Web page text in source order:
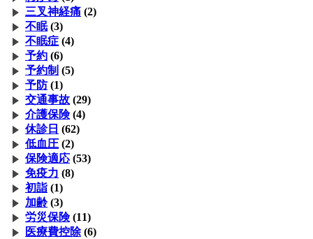
三叉神経痛 (2)
不眠(3)
不眠症 (4)
予約 (6)
予約制 (5)
予防(1)
交通事故 (29)
介護保険(4)
休診日 (62)
低血圧 (2)
保険適応 (53)
免疫力 (8)
初詣 (1)
加齢 (3)
労災保険(11)
医療費控除(6)